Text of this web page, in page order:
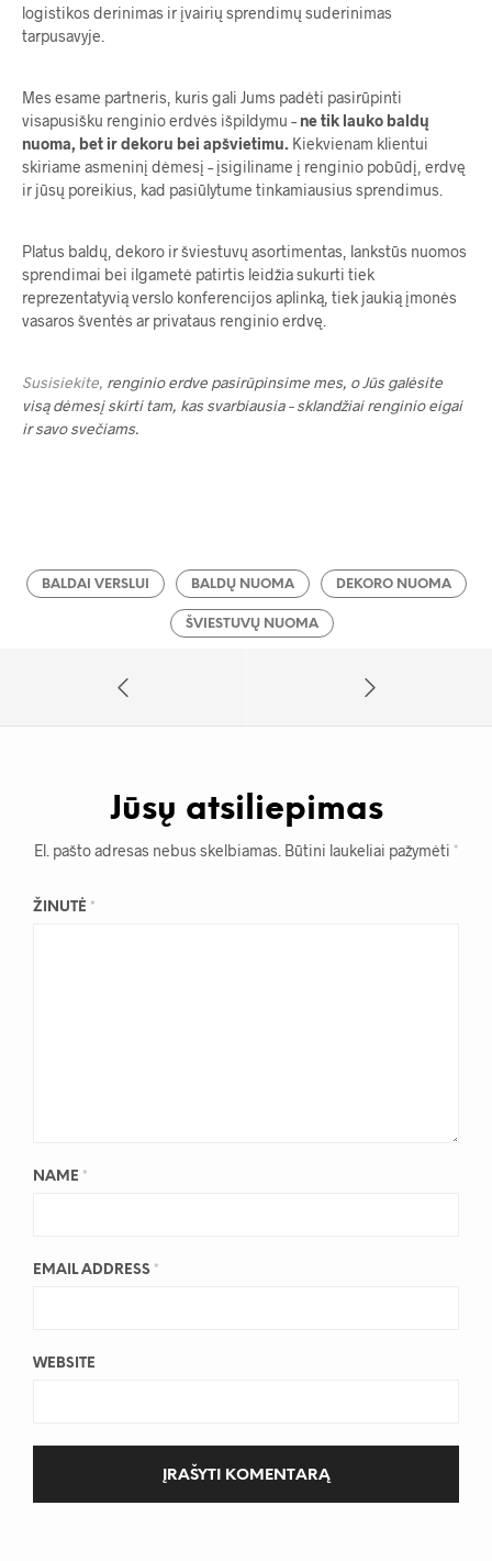
logistikos derinimas ir įvairių sprendimų suderinimas
tarpusavyje.
Mes esame partneris, kuris gali Jums padėti pasirūpinti
visapusišku renginio erdvės išpildymu – ne tik lauko baldų
nuoma, bet ir dekoru bei apšvietimu. Kiekvienam klientui
skiriame asmeninį dėmesį – įsigiliname į renginio pobūdį, erdvę
ir jūsų poreikius, kad pasiūlytume tinkamiausius sprendimus.
Platus baldų, dekoro ir šviestuvų asortimentas, lankstūs nuomos
sprendimai bei ilgametė patirtis leidžia sukurti tiek
reprezentatyvią verslo konferencijos aplinką, tiek jaukią įmonės
vasaros šventės ar privataus renginio erdvę.
Susisiekite, renginio erdve pasirūpinsime mes, o Jūs galėsite
visą dėmesį skirti tam, kas svarbiausia – sklandžiai renginio eigai
ir savo svečiams.
BALDAI VERSLUI BALDŲ NUOMA DEKORO NUOMA
ŠVIESTUVŲ NUOMA
Jūsų atsiliepimas
El. pašto adresas nebus skelbiamas. Būtini laukeliai pažymėti *
ŽINUTĖ *
NAME *
EMAIL ADDRESS *
WEBSITE